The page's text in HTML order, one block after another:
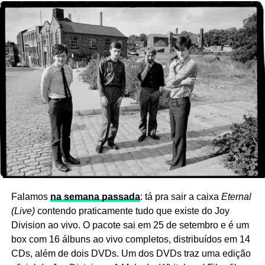
Por sinal,Ocean man, doThe mollusk,foi usada em 2004
Falamos na semana passada: tá pra sair a caixa Eternal
(Live)contendo praticamente tudo que existe do Joy
Division ao vivo. O pacote sai em 25 de setembro e é um
box com 16 álbuns ao vivo completos, distribuídos em 14
CDs, além de dois DVDs. Um dos DVDs traz uma edição